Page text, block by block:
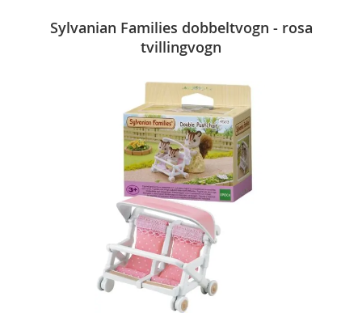
Sylvanian Families dobbeltvogn - rosa
tvillingvogn